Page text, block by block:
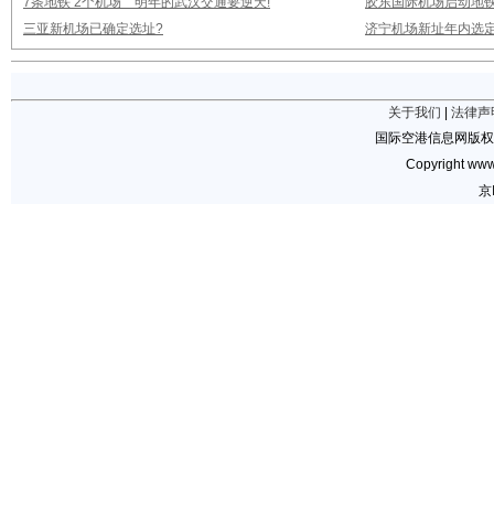
三亚新机场已确定选址?
济宁机场新址年内选
关于我们
法律声
国际空港信息网版
Copyright